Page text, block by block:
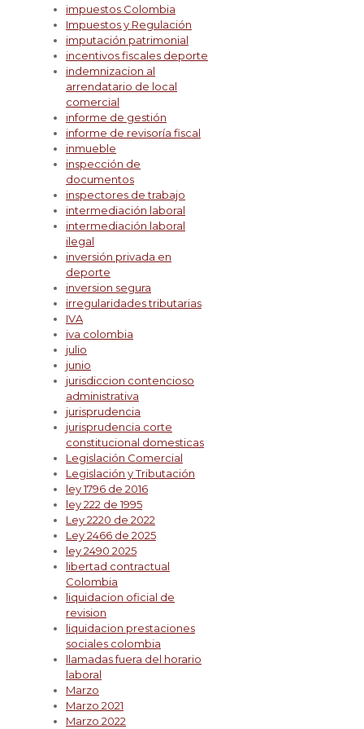
impuestos Colombia
Impuestos y Regulación
imputación patrimonial
incentivos fiscales deporte
indemnizacion al
arrendatario de local
comercial
informe de gestión
informe de revisoría fiscal
inmueble
inspección de
documentos
inspectores de trabajo
intermediación laboral
intermediación laboral
ilegal
inversión privada en
deporte
inversion segura
irregularidades tributarias
IVA
iva colombia
julio
junio
jurisdiccion contencioso
administrativa
jurisprudencia
jurisprudencia corte
constitucional domesticas
Legislación Comercial
Legislación y Tributación
ley 1796 de 2016
ley 222 de 1995
Ley 2220 de 2022
Ley 2466 de 2025
ley 2490 2025
libertad contractual
Colombia
liquidacion oficial de
revision
liquidacion prestaciones
sociales colombia
llamadas fuera del horario
laboral
Marzo
Marzo 2021
Marzo 2022